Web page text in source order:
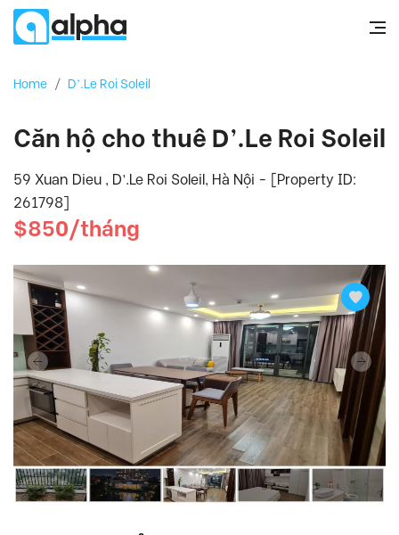
Home / D’.Le Roi Soleil
Căn hộ cho thuê D’.Le Roi Soleil
59 Xuan Dieu , D’.Le Roi Soleil, Hà Nội - [Property ID:
261798]
$850/tháng